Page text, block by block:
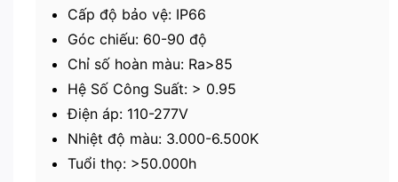
Cấp độ bảo vệ: IP66
Góc chiếu: 60-90 độ
Chỉ số hoàn màu: Ra>85
Hệ Số Công Suất: > 0.95
Điện áp: 110-277V
Nhiệt độ màu: 3.000-6.500K
Tuổi thọ: >50.000h